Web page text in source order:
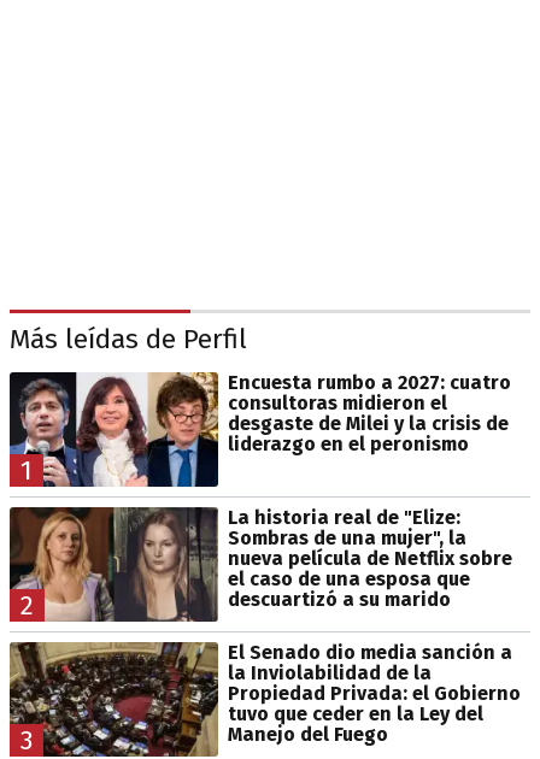
Más leídas de Perfil
1
Encuesta rumbo a 2027: cuatro
consultoras midieron el
desgaste de Milei y la crisis de
liderazgo en el peronismo
2
La historia real de "Elize:
Sombras de una mujer", la
nueva película de Netflix sobre
el caso de una esposa que
descuartizó a su marido
3
El Senado dio media sanción a
la Inviolabilidad de la
Propiedad Privada: el Gobierno
tuvo que ceder en la Ley del
Manejo del Fuego